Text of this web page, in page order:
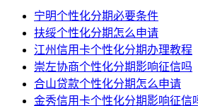
宁明个性化分期必要条件
扶绥个性化分期怎么申请
江州信用卡个性化分期办理教程
崇左协商个性化分期影响征信吗
合山贷款个性化分期怎么申请
金秀信用卡个性化分期影响征信